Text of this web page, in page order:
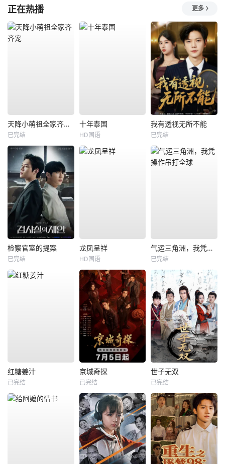
正在热播 更多
天降小萌祖全家齐齐宠
已完结
十年泰国
HD国语
我有透视无所不能
已完结
检察官室的提案
已完结
龙凤呈祥
HD国语
气运三角洲，我凭操作吊打全球
已完结
红糖姜汁
已完结
京城奇探
已完结
世子无双
已完结